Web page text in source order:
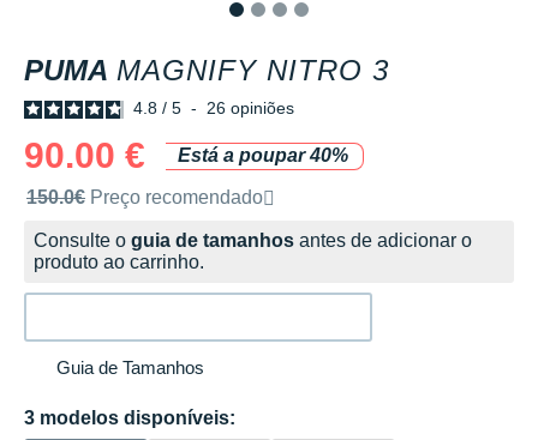
PUMA MAGNIFY NITRO 3
4.8 / 5 - 26 opiniões
90.00 €
Está a poupar 40%
Preço de venda recomendado pela marca
150.0€ Preço recomendado
Consulte o guia de tamanhos antes de adicionar o
produto ao carrinho.
Guia de Tamanhos
3 modelos disponíveis: